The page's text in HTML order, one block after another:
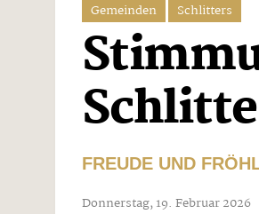
Gemeinden Schlitters
FREUDE UND
Donnerstag, 19. Februar 2026